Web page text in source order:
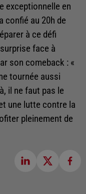
exceptionnelle en
confié au 20h de
à ce défi
face à
son comeback : «
tournée aussi
il ne faut pas le
une lutte contre la
pleinement de